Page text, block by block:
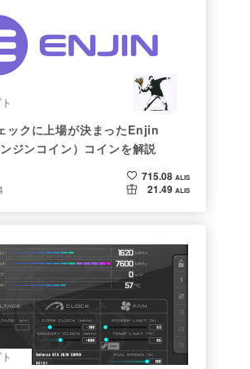
ックに上場が決まったEnjin
ジンコイン）コインを解説
715.08 ALIS
21.49 ALIS